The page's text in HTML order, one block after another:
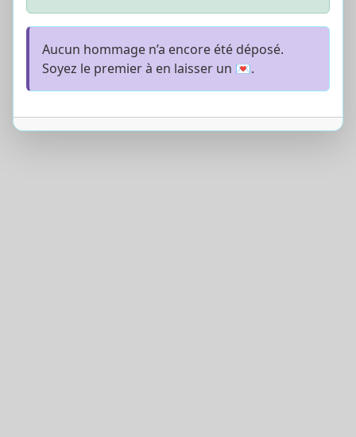
Aucun hommage n’a encore été déposé.
Soyez le premier à en laisser un 💌.